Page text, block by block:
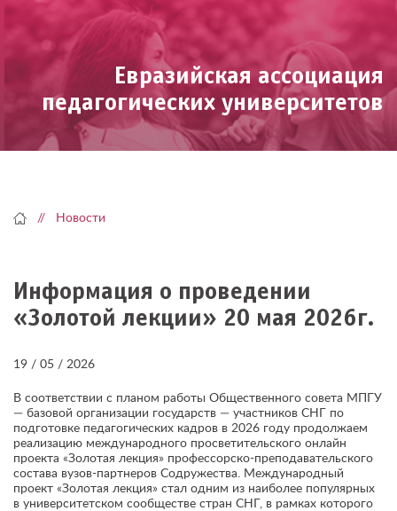
Skip
Евразийская ассоциация
педагогических университетов
Новости
Информация о проведении
«Золотой лекции» 20 мая 2026г.
19 / 05 / 2026
В соответствии с планом работы Общественного совета МПГУ
— базовой организации государств — участников СНГ по
подготовке педагогических кадров в 2026 году продолжаем
реализацию международного просветительского онлайн
проекта «Золотая лекция» профессорско-преподавательского
состава вузов-партнеров Содружества. Международный
проект «Золотая лекция» стал одним из наиболее популярных
в университетском сообществе стран СНГ, в рамках которого